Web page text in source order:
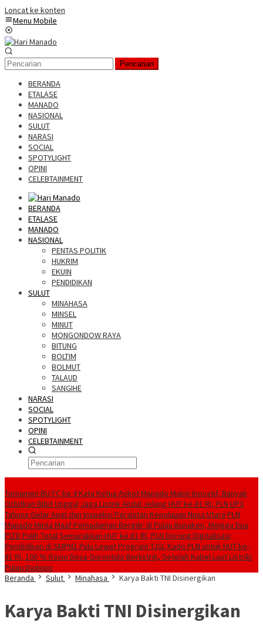
Loncat ke konten
Menu Mobile
Pencarian
BERANDA
ETALASE
MANADO
NASIONAL
SULUT
NARASI
SOCIAL
SPOTYLIGHT
OPINI
CELEBTAINMENT
BERANDA
ETALASE
MANADO
NASIONAL
PENTAS POLITIK
HUKRIM
EKUIN
PENDIDIKAN
SULUT
MINAHASA
MINSEL
MINUT
MONGONDOW RAYA
BITUNG
BOLTIM
BOLMUT
TALAUD
SANGIHE
NARASI
SOCIAL
SPOTYLIGHT
OPINI
CELEBTAINMENT
Turnamen BU FC ke 4 Kata Ketua Askot Manado Makin Inovatif, Banyak
Orbitkan Bibit Unggul Jaga Listrik Andal Jelang HUT ke-81 RI, PLN UP3
Tahuna Gelar Apel dan Inspeksi Peralatan Kepulauan Nusa Utara PLN
Manado Minta Maaf Pemadaman Bergilir di Pulau Bunaken, Minggu Dua
PLTD Pulih TotalSemarakkan HUT ke 81 RI, PLN Dorong Digitalisasi
Pendidikan di SMPN1 Palu Lewat Program TJSLKado PLN untuk HUT ke-
81 RI, 100 % Rasio Desa Gorontalo Berlistrik, Setelah Kabel Laut Listriki
Pulau Dudepo
Beranda
Sulut Minahasa Karya Bakti TNI Disinergikan
Karya Bakti TNI Disinergikan